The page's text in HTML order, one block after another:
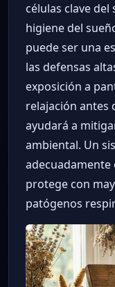
células clave
higiene del
puede ser una
las defensas
exposición a
relajación antes
ayudará a
ambiental. Un
adecuadamente
protege con
patógenos